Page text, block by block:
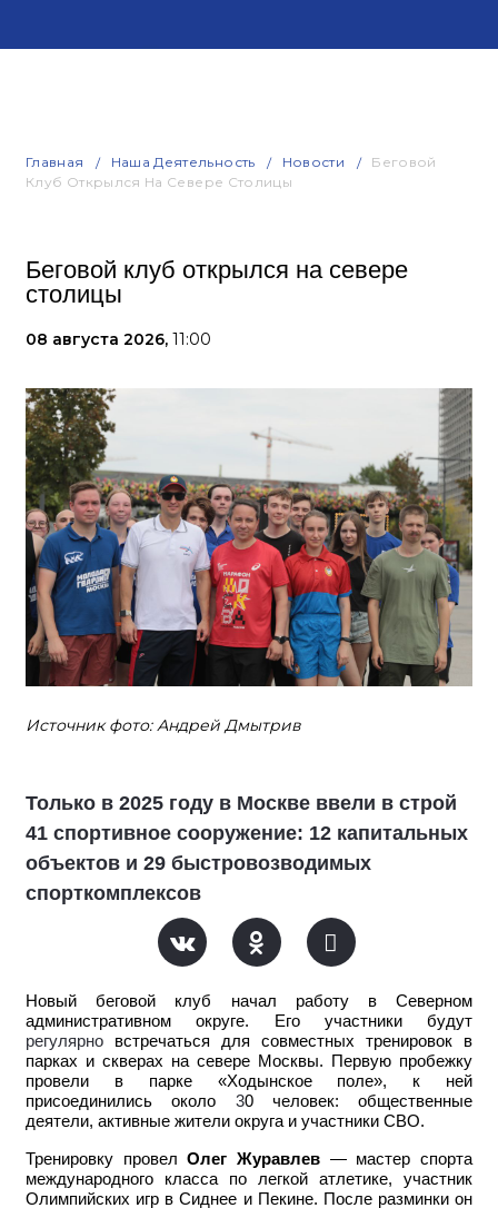
Главная Наша Деятельность Новости
Беговой
Клуб Открылся На Севере Столицы
Беговой клуб открылся на севере
столицы
08 августа 2026, 11:00
Источник фото: Андрей Дмытрив
Только в 2025 году в Москве ввели в строй
41 спортивное сооружение: 12 капитальных
объектов и 29 быстровозводимых
спорткомплексов
Новый беговой клуб начал работу в Северном
административном округе. Его участники будут
регулярно встречаться для совместных тренировок в
парках и скверах на севере Москвы. Первую пробежку
провели в парке «Ходынское поле», к ней
присоединились около 30 человек: общественные
деятели, активные жители округа и участники СВО.
Тренировку провелОлег Журавлев — мастер спорта
международного класса по легкой атлетике, участник
Олимпийских игр в Сиднее и Пекине. После разминки он